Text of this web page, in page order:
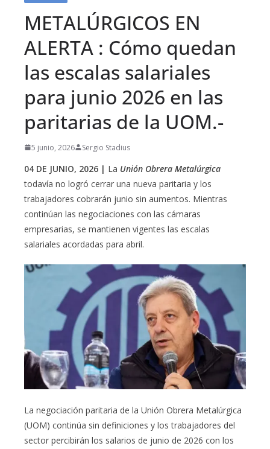
METALÚRGICOS EN
ALERTA : Cómo quedan
las escalas salariales
para junio 2026 en las
paritarias de la UOM.-
5 junio, 2026 Sergio Stadius
04 DE JUNIO, 2026 | La Unión Obrera Metalúrgica
todavía no logró cerrar una nueva paritaria y los
trabajadores cobrarán junio sin aumentos. Mientras
continúan las negociaciones con las cámaras
empresarias, se mantienen vigentes las escalas
salariales acordadas para abril.
La negociación paritaria de la Unión Obrera Metalúrgica
(UOM) continúa sin definiciones y los trabajadores del
sector percibirán los salarios de junio de 2026 con los